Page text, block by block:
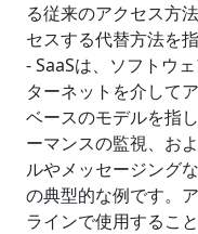
る従来のアクセス方
セスする代替方法を
- SaaSは、ソフトウ
ターネットを介して
ベースのモデルを指
ーマンスの監視、お
ルやメッセージング
の典型的な例です。
ラインで使用するこ